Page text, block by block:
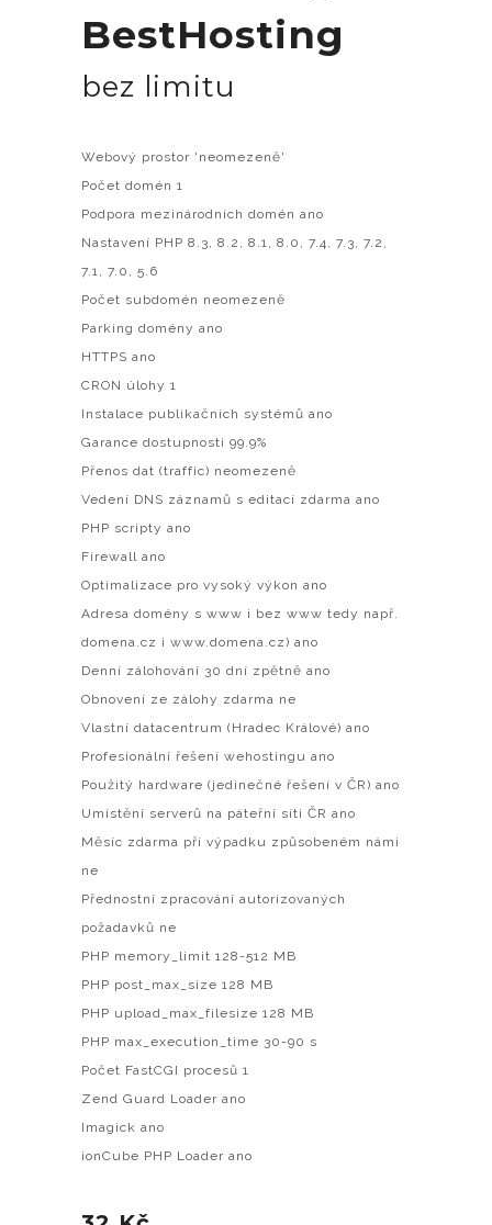
BestHosting
bez limitu
Webový prostor 'neomezeně'
Počet domén 1
Podpora mezinárodních domén ano
Nastavení PHP 8.3, 8.2, 8.1, 8.0, 7.4, 7.3, 7.2,
7.1, 7.0, 5.6
Počet subdomén neomezeně
Parking domény ano
HTTPS ano
CRON úlohy 1
Instalace publikačních systémů ano
Garance dostupnosti 99.9%
Přenos dat (traffic) neomezeně
Vedení DNS záznamů s editací zdarma ano
PHP scripty ano
Firewall ano
Optimalizace pro vysoký výkon ano
Adresa domény s www i bez www tedy např.
domena.cz i www.domena.cz) ano
Denní zálohování 30 dní zpětně ano
Obnovení ze zálohy zdarma ne
Vlastní datacentrum (Hradec Králové) ano
Profesionální řešení wehostingu ano
Použitý hardware (jedinečné řešení v ČR) ano
Umístění serverů na páteřní síti ČR ano
Měsíc zdarma při výpadku způsobeném námi
ne
Přednostní zpracování autorizovaných
požadavků ne
PHP memory_limit 128-512 MB
PHP post_max_size 128 MB
PHP upload_max_filesize 128 MB
PHP max_execution_time 30-90 s
Počet FastCGI procesů 1
Zend Guard Loader ano
Imagick ano
ionCube PHP Loader ano